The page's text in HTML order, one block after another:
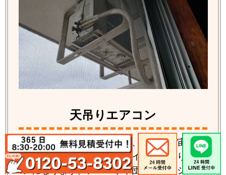
天吊りエアコン
室内機は通常のお部屋にあり、室外機が宙ぶら
りんに吊られている特殊なタイプが天吊りエア
コンになります。アパートや団地、マンション